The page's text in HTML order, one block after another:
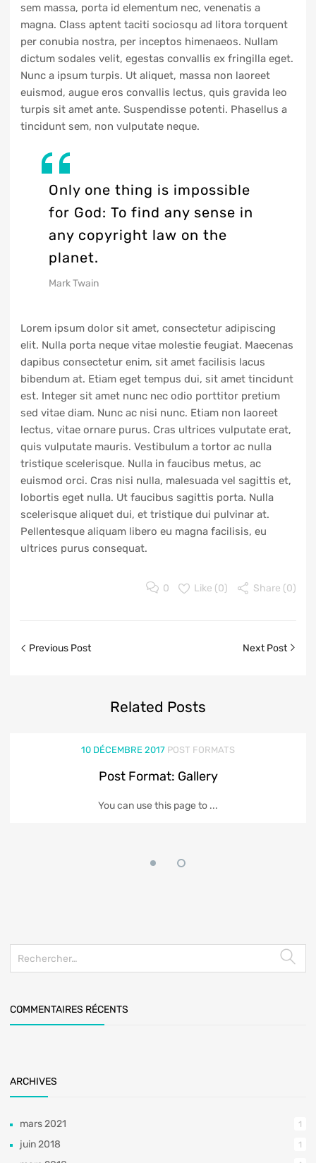
sem massa, porta id elementum nec, venenatis a
magna. Class aptent taciti sociosqu ad litora torquent
per conubia nostra, per inceptos himenaeos. Nullam
dictum sodales velit, egestas convallis ex fringilla eget.
Nunc a ipsum turpis. Ut aliquet, massa non laoreet
euismod, augue eros convallis lectus, quis gravida leo
turpis sit amet ante. Suspendisse potenti. Phasellus a
tincidunt sem, non vulputate neque.
Only one thing is impossible
for God: To find any sense in
any copyright law on the
planet.
Mark Twain
Lorem ipsum dolor sit amet, consectetur adipiscing
elit. Nulla porta neque vitae molestie feugiat. Maecenas
dapibus consectetur enim, sit amet facilisis lacus
bibendum at. Etiam eget tempus dui, sit amet tincidunt
est. Integer sit amet nunc nec odio porttitor pretium
sed vitae diam. Nunc ac nisi nunc. Etiam non laoreet
lectus, vitae ornare purus. Cras ultrices vulputate erat,
quis vulputate mauris. Vestibulum a tortor ac nulla
tristique scelerisque. Nulla in faucibus metus, ac
euismod orci. Cras nisi nulla, malesuada vel sagittis et,
lobortis eget nulla. Ut faucibus sagittis porta. Nulla
scelerisque aliquet dui, et tristique dui pulvinar at.
Pellentesque aliquam libero eu magna facilisis, eu
ultrices purus consequat.
0 Like (0) Share (0)
Previous Post Next Post
Related Posts
10 DÉCEMBRE 2017 POST FORMATS
Post Format: Gallery
You can use this page to ...
COMMENTAIRES RÉCENTS
ARCHIVES
mars 2021 1
juin 2018 1